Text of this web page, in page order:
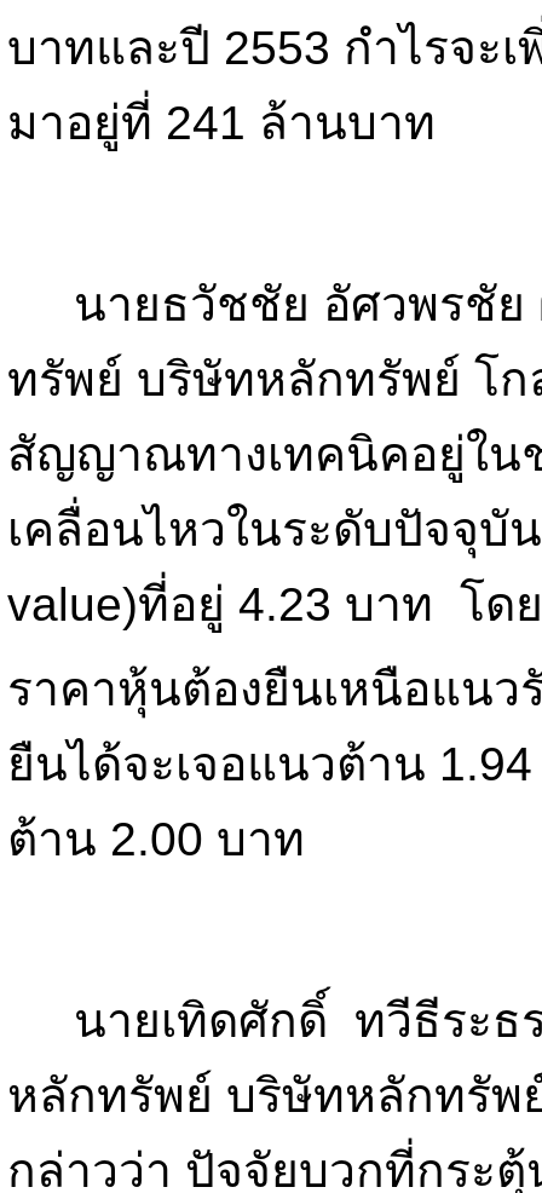
บาทและปี 2553 กำไรจะ
มาอยู่ที่ 241 ล้านบาท
นายธวัชชัย อัศวพรชัย
ทรัพย์ บริษัทหลักทรัพย์ โก
สัญญาณทางเทคนิคอยู่ใน
เคลื่อนไหวในระดับปัจจุบั
value)ที่อยู่ 4.23 บาท โดย
ราคาหุ้นต้องยืนเหนือแน
ยืนได้จะเจอแนวต้าน
ต้าน 2.00 บาท
นายเทิดศักดิ์ ทวีธีระธร
หลักทรัพย์ บริษัทหลักทรัพ
กล่าวว่า ปัจจัยบวกที่กระ